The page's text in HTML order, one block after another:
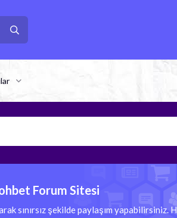
Forum Sitesi
sınırsız şekilde paylaşım yapabilirsiniz.